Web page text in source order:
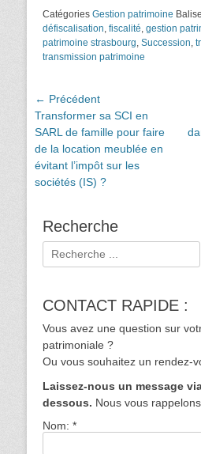
Catégories Gestion patrimoine
défiscalisation, fiscalité, gestion
patrimoine strasbourg, Succession,
transmission patrimoine
Navigation
de
l’article
← Précédent
Article
précédent :
Transformer sa SCI en
SARL de famille pour faire
de la location meublée en
évitant l’impôt sur les
sociétés (IS) ?
Recherche
Rechercher :
CONTACT RAPIDE :
Vous avez une question sur
patrimoniale ?
Ou vous souhaitez un rendez-
Laissez-nous un message
dessous. Nous vous
Nom: *